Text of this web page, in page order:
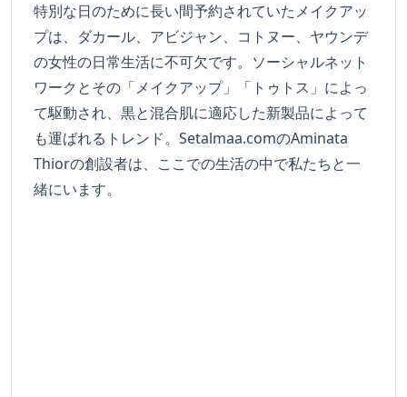
特別な日のために長い間予約されていたメイクアッ
プは、ダカール、アビジャン、コトヌー、ヤウンデ
の女性の日常生活に不可欠です。ソーシャルネット
ワークとその「メイクアップ」「トゥトス」によっ
て駆動され、黒と混合肌に適応した新製品によって
も運ばれるトレンド。Setalmaa.comのAminata
Thiorの創設者は、ここでの生活の中で私たちと一
緒にいます。